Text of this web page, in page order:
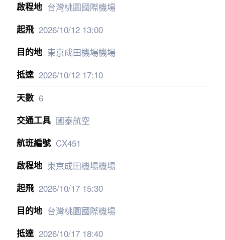
台灣桃園國際機場
2026/10/1213:00
東京成田機場機場
2026/10/1217:10
6
國泰航空
CX451
東京成田機場機場
2026/10/1715:30
台灣桃園國際機場
2026/10/1718:40